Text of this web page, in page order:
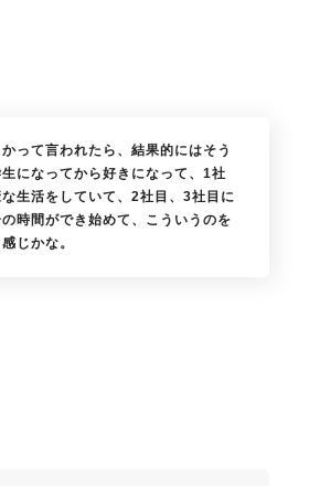
って言われたら、結果的にはそう
になってから好きになって、1社
生活をしていて、2社目、3社目に
時間ができ始めて、こういうのを
じかな。